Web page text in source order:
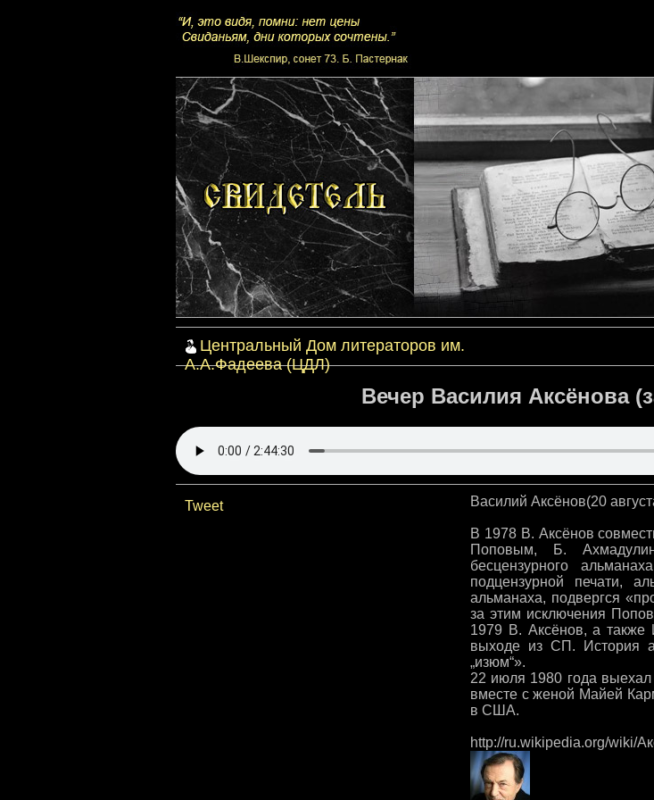
Центральный Дом литераторов им.
А.А.Фадеева (ЦДЛ)
Вечер Василия Аксёнова
Tweet Василий Аксёнов(20
В 1978 В. Аксёнов
Поповым, Б.
бесцензурного
подцензурной печати,
альманаха, подвергся
за этим исключения
1979 В. Аксёнов, а
выходе из СП. История
„изюм“».
22 июля 1980 года
вместе с женой Майей
в США.
http://ru.wikipedia.org/wiki/